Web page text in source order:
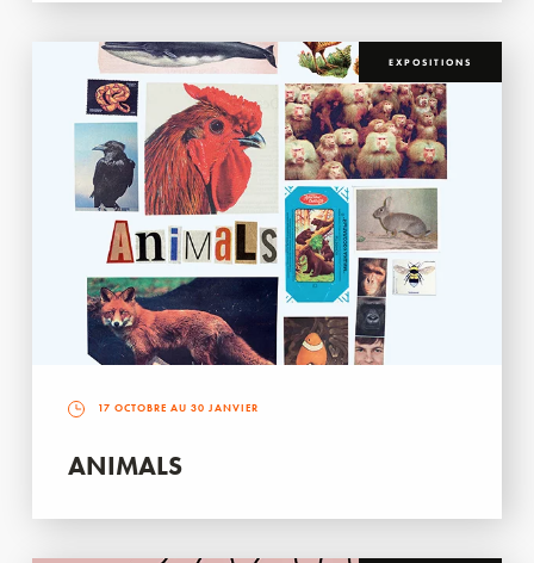
EXPOSITIONS
17 OCTOBRE AU 30 JANVIER
ANIMALS